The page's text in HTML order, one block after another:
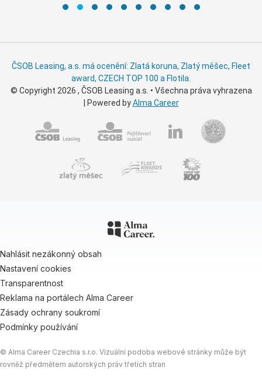
ČSOB Leasing, a.s. má ocenění: Zlatá koruna, Zlatý měšec, Fleet
award, CZECH TOP 100 a Flotila.
© Copyright 2026 , ČSOB Leasing a.s. • Všechna práva vyhrazena
| Powered byAlma Career
Nahlásit nezákonný obsah
Nastavení cookies
Transparentnost
Reklama na portálech Alma Career
Zásady ochrany soukromí
Podmínky používání
© Alma Career Czechia s.r.o. Vizuální podoba webové stránky může být
rovněž předmětem autorských práv třetích stran